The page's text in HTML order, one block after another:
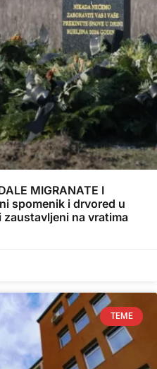
MIGRANATE I
spomenik i drvored u
na vratima
TEME